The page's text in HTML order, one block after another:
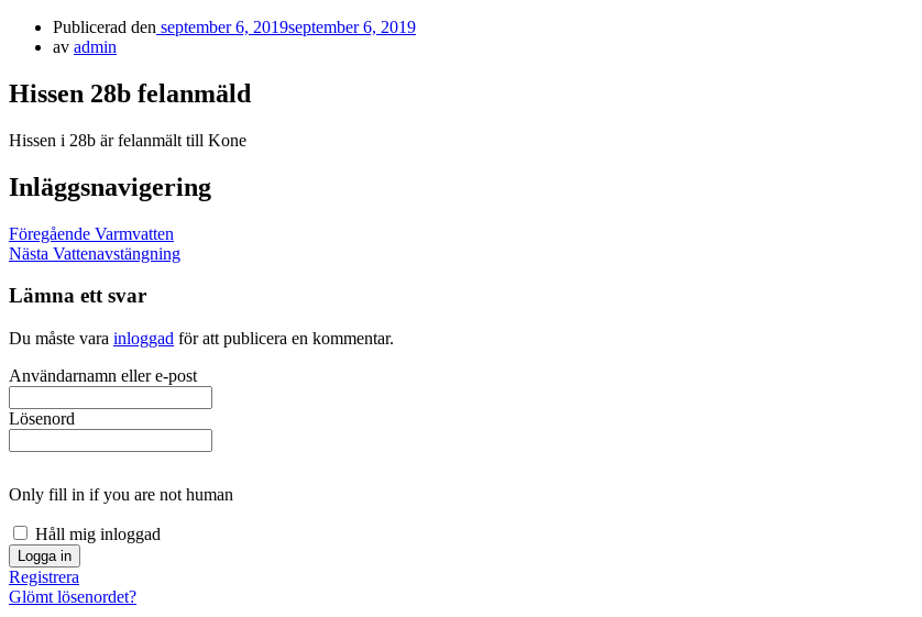
Publicerad den september 6, 2019september 6, 2019
av admin
Hissen 28b felanmäld
Hissen i 28b är felanmält till Kone
Inläggsnavigering
Föregående Varmvatten
Nästa Vattenavstängning
Lämna ett svar
Du måste vara inloggad för att publicera en kommentar.
Användarnamn eller e-post
Lösenord
Only fill in if you are not human
Håll mig inloggad
Registrera
Glömt lösenordet?